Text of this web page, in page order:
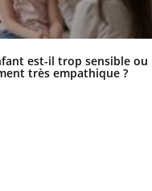
est-il trop sensible ou
très empathique ?